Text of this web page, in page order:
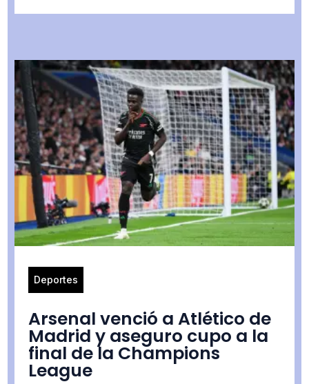
Deportes
Arsenal venció a Atlético de
Madrid y aseguro cupo a la
final de la Champions
League